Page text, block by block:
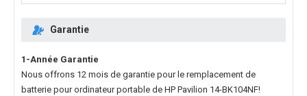
Garantie
1-Année Garantie
Nous offrons 12 mois de garantie pour le remplacement de
batterie pour ordinateur portable de HP Pavilion 14-BK104NF!